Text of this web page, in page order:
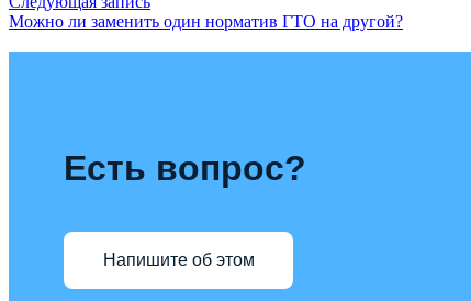
Можно ли заменить один норматив ГТО на другой?
Есть вопрос?
Напишите об этом